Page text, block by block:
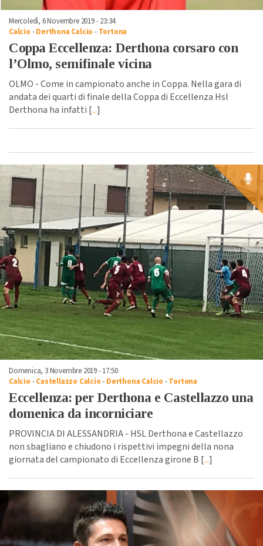
Mercoledì, 6 Novembre 2019 - 23:34
Calcio -Derthona Calcio - Tortona
Coppa Eccellenza: Derthona corsaro con
l’Olmo, semifinale vicina
OLMO - Come in campionato anche in Coppa. Nella gara di
andata dei quarti di finale della Coppa di Eccellenza Hsl
Derthona ha infatti [...]
Domenica, 3 Novembre 2019 - 17:50
Calcio -Castellazzo Calcio- Derthona Calcio -Tortona
Eccellenza: per Derthona e Castellazzo una
domenica da incorniciare
PROVINCIA DI ALESSANDRIA - HSL Derthona e Castellazzo
non sbagliano e chiudono i rispettivi impegni della nona
giornata del campionato di Eccellenza girone B [...]